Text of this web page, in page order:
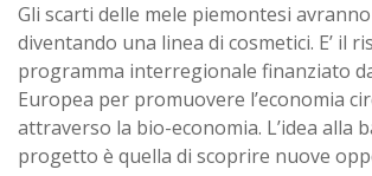
Gli scarti delle mele piemontesi
diventando una linea di cosmetici. E’ il
programma interregionale finanziato
Europea per promuovere l’economia
attraverso la bio-economia. L’idea alla
progetto è quella di scoprire nuove